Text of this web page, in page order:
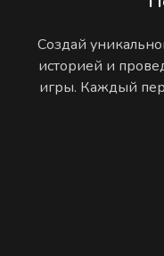
Создай
историей и
игры. Каждый